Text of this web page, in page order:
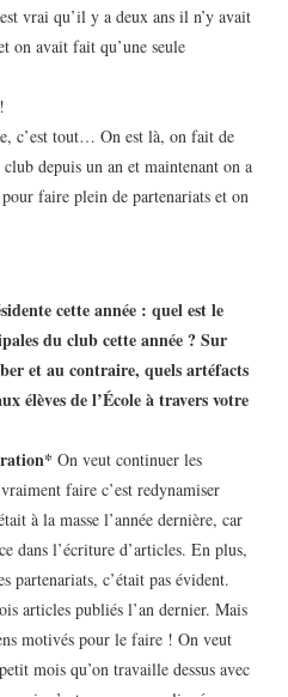
vrai qu’il y a deux ans il n’y avait
on avait fait qu’une seule
c’est tout… On est là, on fait de
depuis un an et maintenant on a
faire plein de partenariats et on
cette année : quel est le
du club cette année ? Sur
et au contraire, quels artéfacts
élèves de l’École à travers votre
On veut continuer les
faire c’est redynamiser
à la masse l’année dernière, car
dans l’écriture d’articles. En plus,
partenariats, c’était pas évident.
articles publiés l’an dernier. Mais
motivés pour le faire ! On veut
mois qu’on travaille dessus avec